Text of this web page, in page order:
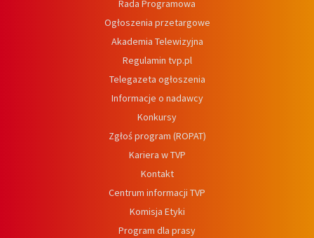
Rada Programowa
Ogłoszenia przetargowe
Akademia Telewizyjna
Regulamin tvp.pl
Telegazeta ogłoszenia
Informacje o nadawcy
Konkursy
Zgłoś program (ROPAT)
Kariera w TVP
Kontakt
Centrum informacji TVP
Komisja Etyki
Program dla prasy